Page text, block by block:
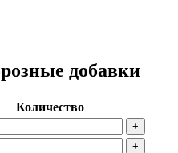
добавки
Количество
+
+